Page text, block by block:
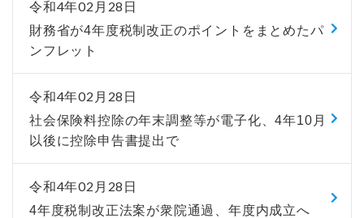
令和4年02月28日
財務省が4年度税制改正のポイントをまとめたパ
ンフレット
令和4年02月28日
社会保険料控除の年末調整等が電子化、4年10月
以後に控除申告書提出で
令和4年02月28日
4年度税制改正法案が衆院通過、年度内成立へ